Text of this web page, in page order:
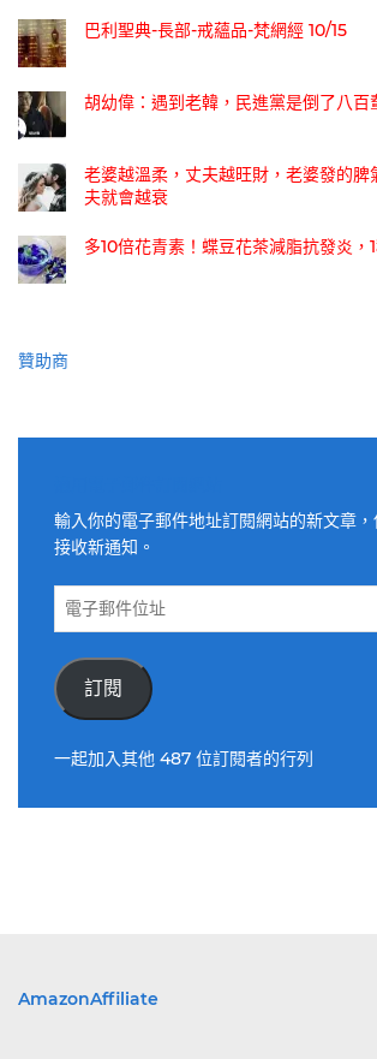
巴利聖典-長部-戒蘊品-梵網經 10/15
胡幼偉：遇到老韓，民進黨是倒了八百
老婆越溫柔，丈夫越旺財，老婆發的脾
夫就會越衰
多10倍花青素！蝶豆花茶減脂抗發炎，
贊助商
輸入你的電子郵件地址訂閱網站的新文章
接收新通知。
電
件
位
訂閱
一起加入其他 487 位訂閱者的行列
AmazonAffiliate